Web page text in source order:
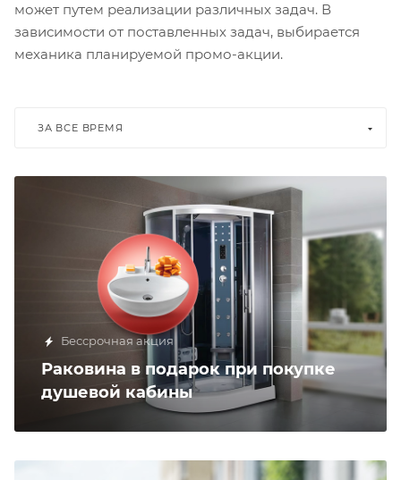
может путем реализации различных задач. В
зависимости от поставленных задач, выбирается
механика планируемой промо-акции.
ЗА ВСЕ ВРЕМЯ
Бессрочная акция
Раковина в подарок при покупке
душевой кабины